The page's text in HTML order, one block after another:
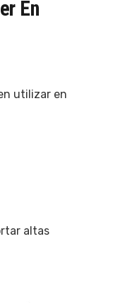
En
utilizar en
altas